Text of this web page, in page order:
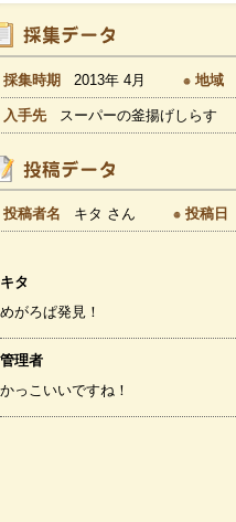
採集時期 2013年 4月 地域
入手先 スーパーの釜揚げしらす
投稿者名 キタ さん 投稿日
キタ
めがろぱ発見！
管理者
かっこいいですね！